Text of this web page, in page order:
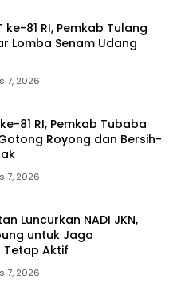
ke-81 RI, Pemkab Tulang
Lomba Senam Udang
7, 2026
81 RI, Pemkab Tubaba
Royong dan Bersih-
7, 2026
Luncurkan NADI JKN,
untuk Jaga
Tetap Aktif
7, 2026